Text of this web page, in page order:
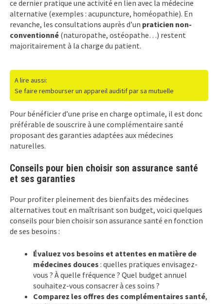
ce dernier pratique une activité en lien avec la médecine
alternative (exemples : acupuncture, homéopathie). En
revanche, les consultations auprès d’un praticien non-
conventionné (naturopathe, ostéopathe…) restent
majoritairement à la charge du patient.
A lire aussi:
Se faire rembourser un appareil auditif par sa mutuelle
Pour bénéficier d’une prise en charge optimale, il est donc
préférable de souscrire à une complémentaire santé
proposant des garanties adaptées aux médecines
naturelles.
Conseils pour bien choisir son assurance santé
et ses garanties
Pour profiter pleinement des bienfaits des médecines
alternatives tout en maîtrisant son budget, voici quelques
conseils pour bien choisir son assurance santé en fonction
de ses besoins :
Évaluez vos besoins et attentes en matière de
médecines douces : quelles pratiques envisagez-
vous ? À quelle fréquence ? Quel budget annuel
souhaitez-vous consacrer à ces soins ?
Comparez les offres des complémentaires santé,